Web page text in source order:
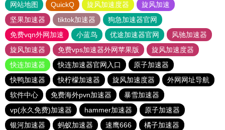
网站地图 QuickQ 旋风加速度器
旋风加速
坚果加速器
tiktok加速器
狗急加速器官网
免费vqn外网加速
小蓝鸟 优途加速器官网
风驰加速器
旋风加速器
免费vps加速器外网苹果版
旋风加速度器
快连加速器
快连加速器官网入口
原子加速器
快鸭加速器
快柠檬加速器 旋风加速度器
外网网址导航
软件中心
免费海外pvn加速器
暴雪加速器
vp(永久免费)加速器
hammer加速器
原子加速器
银河加速器
蚂蚁加速器 速鹰666
橘子加速器